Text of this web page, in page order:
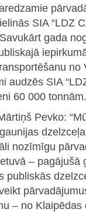
SIA “LDZ
gada
no
audzēs SIA
60 000 tonnām.
Pevko:
nozīmīgu
– pagājušā
publiskās
– no Klaipēdas